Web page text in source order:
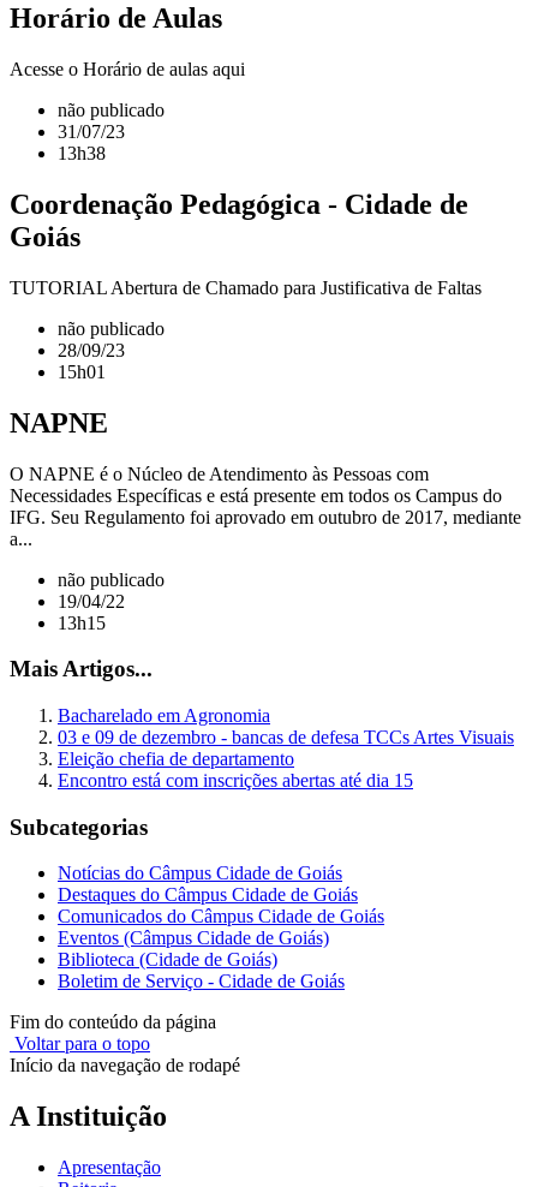
Horário de Aulas
Acesse o Horário de aulas aqui
não publicado
31/07/23
13h38
Coordenação Pedagógica - Cidade de
Goiás
TUTORIAL Abertura de Chamado para Justificativa de Faltas
não publicado
28/09/23
15h01
NAPNE
O NAPNE é o Núcleo de Atendimento às Pessoas com
Necessidades Específicas e está presente em todos os Campus do
IFG. Seu Regulamento foi aprovado em outubro de 2017, mediante
a...
não publicado
19/04/22
13h15
Mais Artigos...
Bacharelado em Agronomia
03 e 09 de dezembro - bancas de defesa TCCs Artes Visuais
Eleição chefia de departamento
Encontro está com inscrições abertas até dia 15
Subcategorias
Notícias do Câmpus Cidade de Goiás
Destaques do Câmpus Cidade de Goiás
Comunicados do Câmpus Cidade de Goiás
Eventos (Câmpus Cidade de Goiás)
Biblioteca (Cidade de Goiás)
Boletim de Serviço - Cidade de Goiás
Fim do conteúdo da página
Voltar para o topo
Início da navegação de rodapé
A Instituição
Apresentação